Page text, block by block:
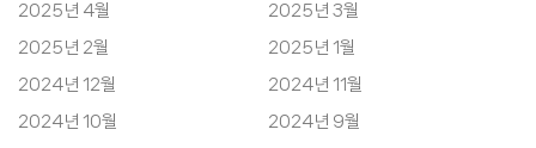
2025년 4월
2025년 3월
2025년 2월
2025년 1월
2024년 12월
2024년 11월
2024년 10월
2024년 9월